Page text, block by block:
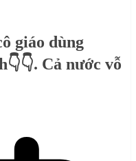
giáo dùng
Cả nước vỗ